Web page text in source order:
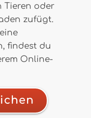
Tieren oder
zufügt.
findest du
Online-